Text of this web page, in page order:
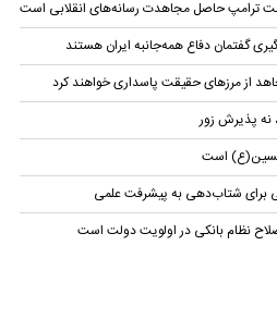
ترامپ حاصل مجاهدت رسانه‌های انقلابی است
گفتمان دفاع همه‌جانبه ایران هستند
از مرزهای حقیقت پاسداری خواهند کرد
نه پذیرش زور
است
برای شتاب‌دهی به پیشرفت علمی
نظام بانکی در اولویت دولت است